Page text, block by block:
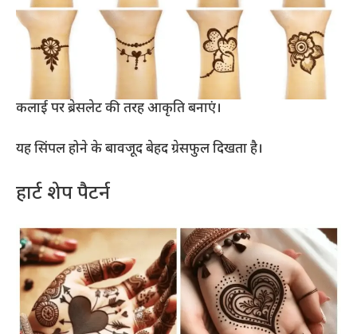
कलाई पर ब्रेसलेट की तरह आकृति बनाएं।
यह सिंपल होने के बावजूद बेहद ग्रेसफुल दिखता है।
हार्ट शेप पैटर्न